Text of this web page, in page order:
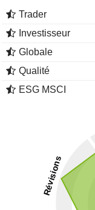
Trader
Investisseur
Globale
Qualité
ESG MSCI